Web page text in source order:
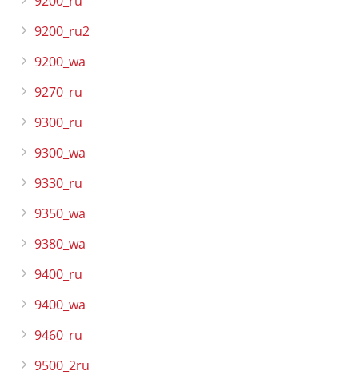
9200_ru2
9200_wa
9270_ru
9300_ru
9300_wa
9330_ru
9350_wa
9380_wa
9400_ru
9400_wa
9460_ru
9500_2ru